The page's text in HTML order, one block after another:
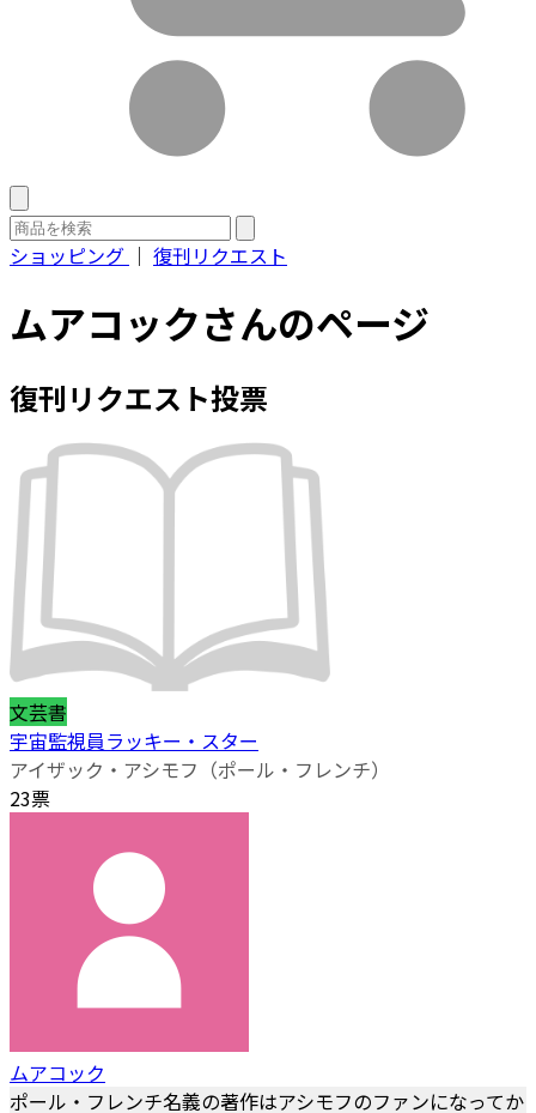
ショッピング ｜ 復刊リクエスト
ムアコックさんのページ
復刊リクエスト投票
文芸書
宇宙監視員ラッキー・スター
アイザック・アシモフ（ポール・フレンチ）
23票
ムアコック
ポール・フレンチ名義の著作はアシモフのファンになってか